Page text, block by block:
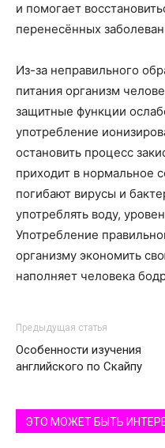
и помогает
перенесённых
Из-за неправильного
питания организм
защитные функции
употребление
остановить процесс
приходит в нормальное
погибают вирусы и
употреблять воду,
Употребление
организму экономить
наполняет человека
Предыдущая статья
Особенности изучения
английского по Скайпу
ЭТО МОЖЕТ БЫТЬ